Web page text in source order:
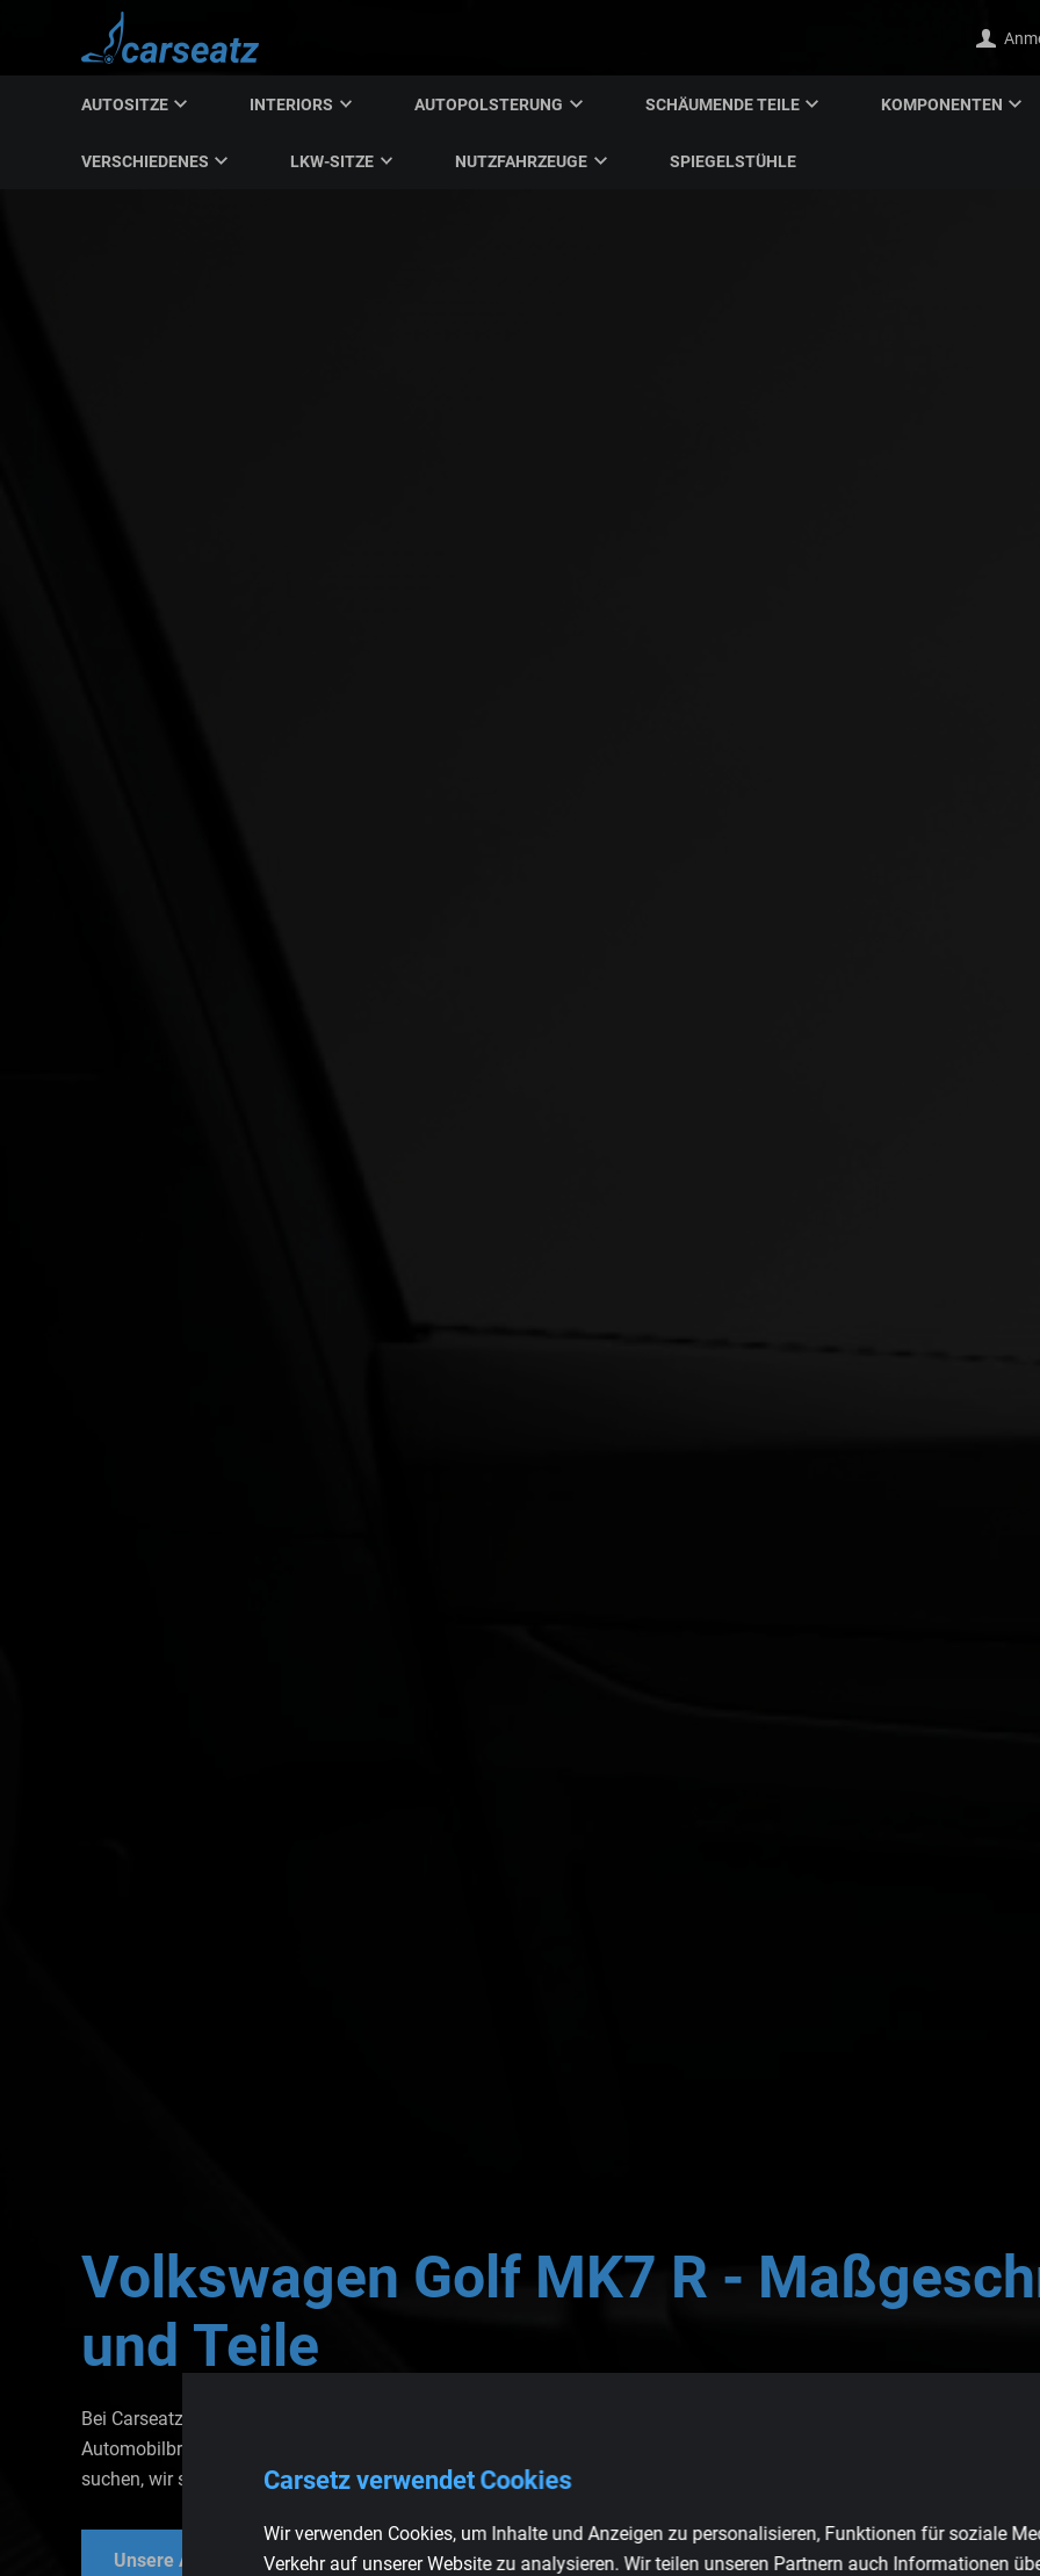
Carsetz verwendet Cookies
Wir verwenden Cookies, um Inhalte und Anzeigen zu personalisieren, Funktionen für soziale
Verkehr auf unserer Website zu analysieren. Wir teilen unseren Partnern auch Informationen
AUTOSITZE INTERIORS AUTOPOLSTERUNG SCHÄUMENDE TEILE KOMPONENTEN
VERSCHIEDENES LKW-SITZE NUTZFAHRZEUGE SPIEGELSTÜHLE
Volkswagen Golf MK7 R -
und Teile
Bei Carseatz sind Sie an der richtigen Adresse, wenn Sie hochwertige Sitze und Teile für Ihren Volkswagen Golf
Automobilbranche bieten wir eine breite Palette von Produkten, die genau zu Ihrem Auto passen. Ob Sie neue Sitze,
suchen, wir sind bereit, Ihnen den besten Service und die beste Qualität zu bieten.
Unsere Autositze ansehen Unsere Teile ansehen